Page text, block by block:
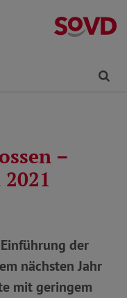
–
der
nächsten Jahr
mit geringem